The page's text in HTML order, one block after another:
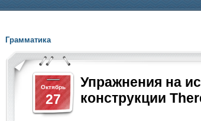
Грамматика
Октябрь
27
Упражнения на
конструкции